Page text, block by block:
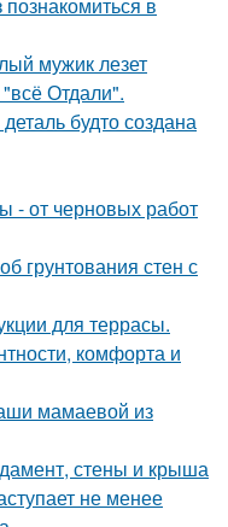
мужик лезет
Отдали".
будто создана
- от черновых работ
грунтования стен с
для террасы.
комфорта и
мамаевой из
стены и крыша
не менее